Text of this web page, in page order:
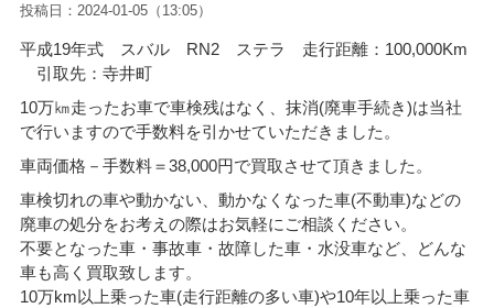
投稿日：2024-01-05（13:05）
平成19年式 スバル RN2 ステラ 走行距離：100,000Km
引取先：寺井町
10万㎞走ったお車で車検残はなく、抹消(廃車手続き)は当社
で行いますので手数料を引かせていただきました。
車両価格－手数料＝38,000円で買取させて頂きました。
車検切れの車や動かない、動かなくなった車(不動車)などの
廃車の処分をお考えの際はお気軽にご相談ください。
不要となった車・事故車・故障した車・水没車など、どんな
車も高く買取致します。
10万km以上乗った車(走行距離の多い車)や10年以上乗った車